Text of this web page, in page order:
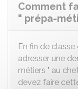
Comment
" prépa-
En fin de classe
adresser une
métiers " au
devez faire